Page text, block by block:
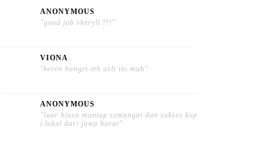
ANONYMOUS
"good job sheryll !!!"
VIONA
"keren banget teh asli ini mah"
ANONYMOUS
"luar biasa mantap semangat dan sukses kop
i lokal dari jawa barat"